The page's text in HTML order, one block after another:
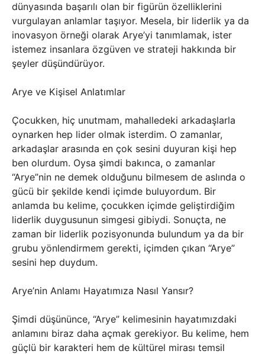
dünyasında başarılı olan bir figürün özelliklerini
vurgulayan anlamlar taşıyor. Mesela, bir liderlik ya da
inovasyon örneği olarak Arye’yi tanımlamak, ister
istemez insanlara özgüven ve strateji hakkında bir
şeyler düşündürüyor.
Arye ve Kişisel Anlatımlar
Çocukken, hiç unutmam, mahalledeki arkadaşlarla
oynarken hep lider olmak isterdim. O zamanlar,
arkadaşlar arasında en çok sesini duyuran kişi hep
ben olurdum. Oysa şimdi bakınca, o zamanlar
“Arye”nin ne demek olduğunu bilmesem de aslında o
gücü bir şekilde kendi içimde buluyordum. Bir
anlamda bu kelime, çocukken içimde geliştirdiğim
liderlik duygusunun simgesi gibiydi. Sonuçta, ne
zaman bir liderlik pozisyonunda bulundum ya da bir
grubu yönlendirmem gerekti, içimden çıkan “Arye”
sesini hep duydum.
Arye’nin Anlamı Hayatımıza Nasıl Yansır?
Şimdi düşününce, “Arye” kelimesinin hayatımızdaki
anlamını biraz daha açmak gerekiyor. Bu kelime, hem
güçlü bir karakteri hem de kültürel mirası temsil